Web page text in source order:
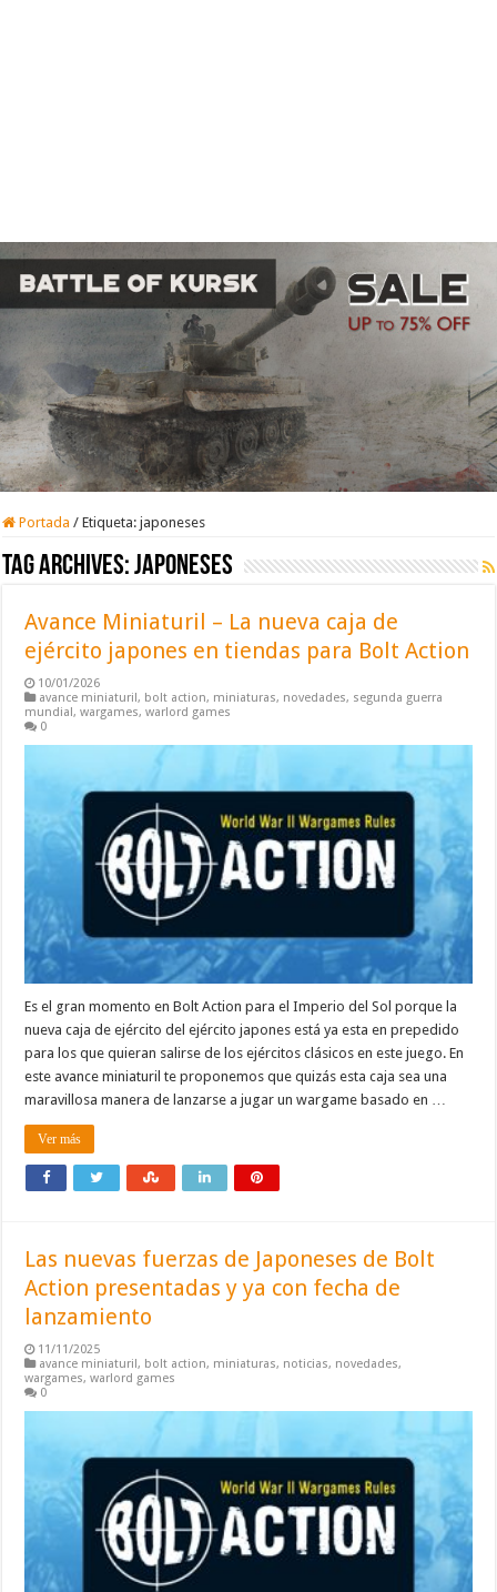
Portada / Etiqueta:japoneses
Tag Archives:japoneses
Avance Miniaturil – La nueva caja de
ejército japones en tiendas para Bolt Action
10/01/2026
avance miniaturil, bolt action, miniaturas, novedades, segunda guerra
mundial,wargames,warlord games
0
Es el gran momento en Bolt Action para el Imperio del Sol porque la
nueva caja de ejército del ejército japones está ya esta en prepedido
para los que quieran salirse de los ejércitos clásicos en este juego. En
este avance miniaturil te proponemos que quizás esta caja sea una
maravillosa manera de lanzarse a jugar un wargame basado en …
Ver más
Las nuevas fuerzas de Japoneses de Bolt
Action presentadas y ya con fecha de
lanzamiento
11/11/2025
avance miniaturil, bolt action, miniaturas, noticias, novedades,
wargames,warlord games
0